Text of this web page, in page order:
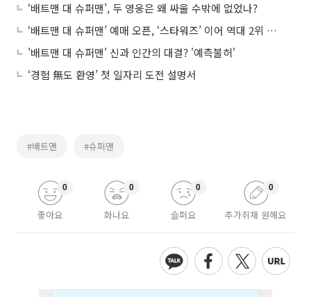
‘배트맨 대 슈퍼맨’, 두 영웅은 왜 싸울 수밖에 없었나?
‘배트맨 대 슈퍼맨’ 예매 오픈, ‘스타워즈’ 이어 역대 2위 기록
'배트맨 대 슈퍼맨' 신과 인간의 대결? '예측불허'
‘경험 無도 환영’ 첫 일자리 도전 설명서
#배트맨 #슈퍼맨
좋아요
0
화나요
0
슬퍼요
0
추가취재 원해요
0